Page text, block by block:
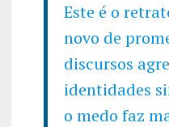
Este é o
novo de
discursos
identidades
o medo faz